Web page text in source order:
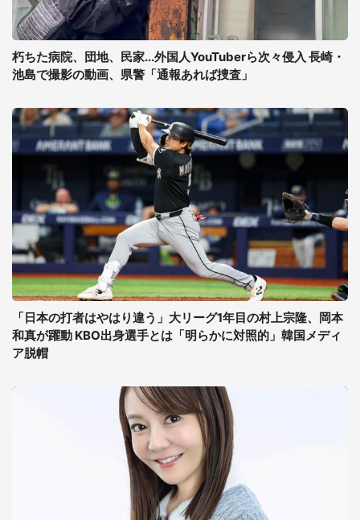
朽ちた病院、団地、民家...外国人YouTuberら次々侵入 長崎・
池島で撮影の動画、県警「通報あれば捜査」
「日本の打者はやはり違う」大リーグ1年目の村上宗隆、岡本
和真が躍動 KBO出身選手とは「明らかに対照的」韓国メディ
ア脱帽